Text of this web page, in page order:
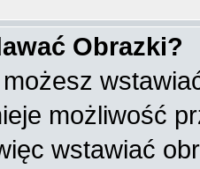
Obrazki?
możliwość
wstawiać